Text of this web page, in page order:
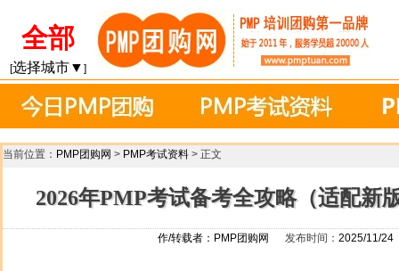
全部
[选择城市▼ ]
当前位置： PMP团购网 > PMP考试资料 > 正文
2026年PMP考试备考全攻略（适配新
作/转载者： PMP团购网 发布时间： 2025/11/24